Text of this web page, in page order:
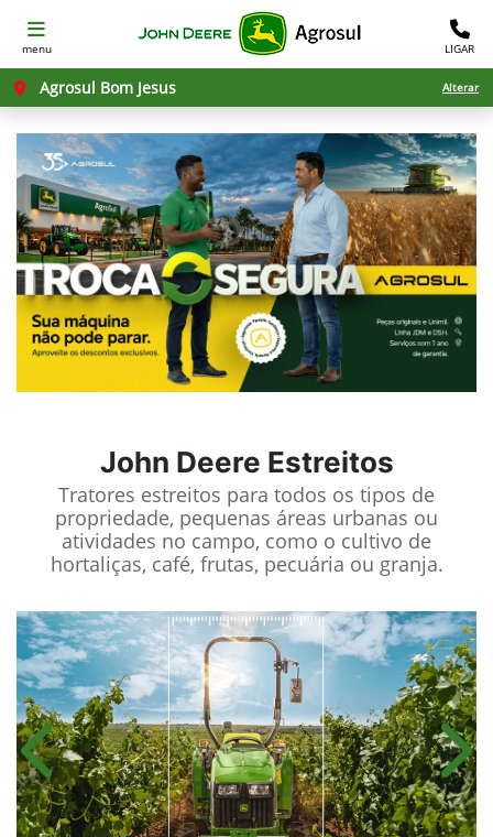
menu LIGAR
Agrosul Bom Jesus Alterar
John Deere Estreitos
Tratores estreitos para todos os tipos de
propriedade, pequenas áreas urbanas ou
atividades no campo, como o cultivo de
hortaliças, café, frutas, pecuária ou granja.
Anterior